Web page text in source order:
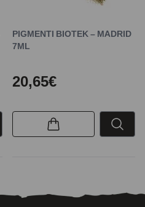
PIGMENTI BIOTEK – MADRID
7ML
20,65€